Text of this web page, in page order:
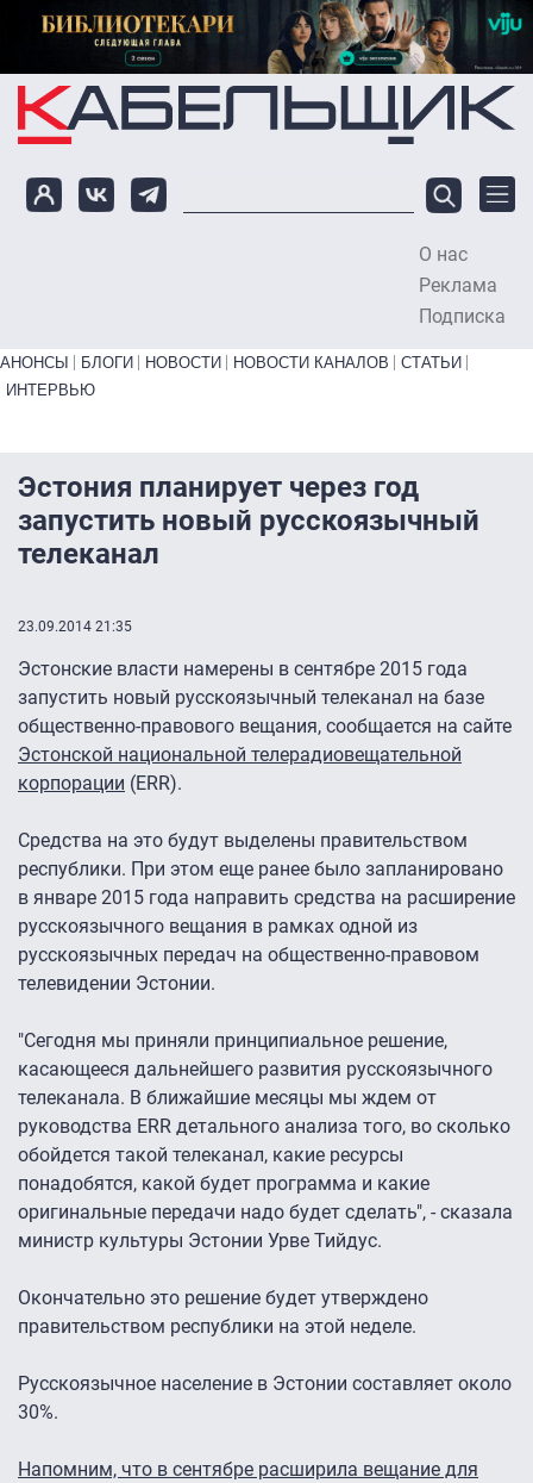
Перейти к основному содержанию
О нас
Реклама
Подписка
Primary links bottom
АНОНСЫ БЛОГИ НОВОСТИ НОВОСТИ КАНАЛОВ
СТАТЬИ
ИНТЕРВЬЮ
Эстония планирует через год
запустить новый русскоязычный
телеканал
23.09.2014 21:35
Эстонские власти намерены в сентябре 2015 года
запустить новый русскоязычный телеканал на базе
общественно-правового вещания, сообщается на сайте
Эстонской национальной телерадиовещательной
корпорации (ERR).
Средства на это будут выделены правительством
республики. При этом еще ранее было запланировано
в январе 2015 года направить средства на расширение
русскоязычного вещания в рамках одной из
русскоязычных передач на общественно-правовом
телевидении Эстонии.
"Сегодня мы приняли принципиальное решение,
касающееся дальнейшего развития русскоязычного
телеканала. В ближайшие месяцы мы ждем от
руководства ERR детального анализа того, во сколько
обойдется такой телеканал, какие ресурсы
понадобятся, какой будет программа и какие
оригинальные передачи надо будет сделать", - сказала
министр культуры Эстонии Урве Тийдус.
Окончательно это решение будет утверждено
правительством республики на этой неделе.
Русскоязычное население в Эстонии составляет около
30%.
Напомним, что в сентябре расширила вещание для